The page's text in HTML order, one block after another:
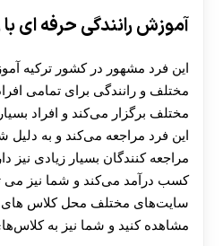
آموزش رانندگی حرفه ای
این فرد مشهور در کشور ترکیه
مختلف و رانندگی برای تمامی
مختلف برگزار می‌کند و افراد
این فرد مراجعه می‌کند و به دلیل
مراجعه کنندگان بسیار زیادی نیز
کسب درآمد می‌کند و شما نیز می
سایت‌های مختلف محل کلاس های
مشاهده کنید و شما نیز به